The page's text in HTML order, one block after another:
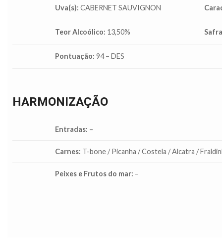
Uva(s): CABERNET SAUVIGNON
Teor Alcoólico: 13,50%
Pontuação: 94 – DES
HARMONIZAÇÃO
Entradas: –
Carnes: T-bone / Picanha / Costela / Alcatra /
Peixes e Frutos do mar: –